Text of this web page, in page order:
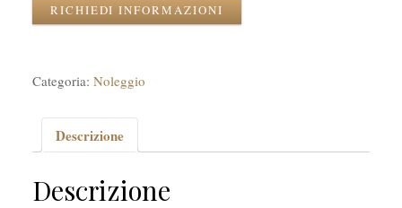
RICHIEDI INFORMAZIONI
Categoria: Noleggio
Descrizione
Descrizione